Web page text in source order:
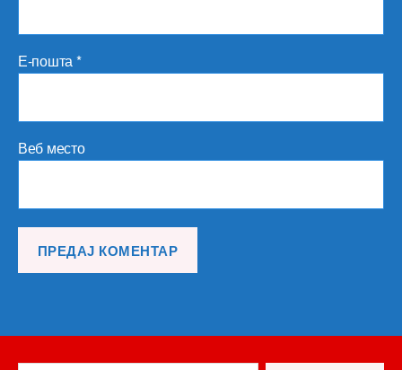
Е-пошта*
Веб место